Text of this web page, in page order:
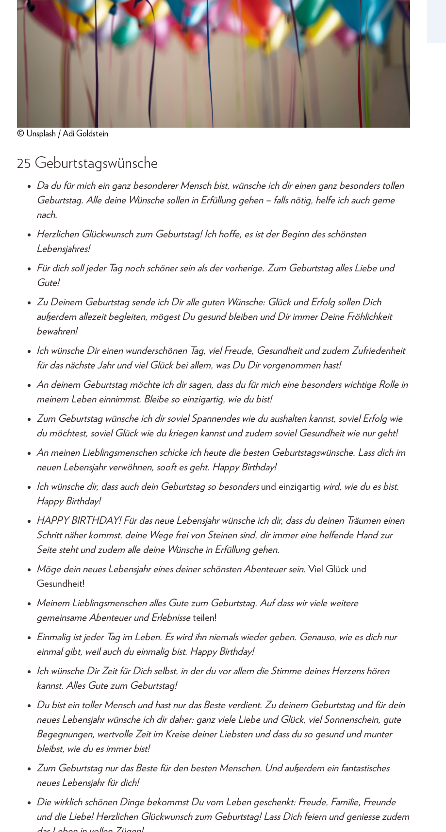
© Unsplash / Adi Goldstein
25 Geburtstagswünsche
Da du für mich ein ganz besonderer Mensch bist, wünsche ich dir einen ganz besonders tollen
Geburtstag. Alle deine Wünsche sollen in Erfüllung gehen – falls nötig, helfe ich auch gerne
nach.
Herzlichen Glückwunsch zum Geburtstag! Ich hoffe, es ist der Beginn des schönsten
Lebensjahres!
Für dich soll jeder Tag noch schöner sein als der vorherige. Zum Geburtstag alles Liebe und
Gute!
Zu Deinem Geburtstag sende ich Dir alle guten Wünsche: Glück und Erfolg sollen Dich
außerdem allezeit begleiten, mögest Du gesund bleiben und Dir immer Deine Fröhlichkeit
bewahren!
Ich wünsche Dir einen wunderschönen Tag, viel Freude, Gesundheit und zudem Zufriedenheit
für das nächste Jahr und viel Glück bei allem, was Du Dir vorgenommen hast!
An deinem Geburtstag möchte ich dir sagen, dass du für mich eine besonders wichtige Rolle in
meinem Leben einnimmst. Bleibe so einzigartig, wie du bist!
Zum Geburtstag wünsche ich dir soviel Spannendes wie du aushalten kannst, soviel Erfolg wie
du möchtest, soviel Glück wie du kriegen kannst und zudem soviel Gesundheit wie nur geht!
An meinen Lieblingsmenschen schicke ich heute die besten Geburtstagswünsche. Lass dich im
neuen Lebensjahr verwöhnen, sooft es geht. Happy Birthday!
Ich wünsche dir, dass auch dein Geburtstag so besondersund einzigartig wird, wie du es bist.
Happy Birthday!
HAPPY BIRTHDAY! Für das neue Lebensjahr wünsche ich dir, dass du deinen Träumen einen
Schritt näher kommst, deine Wege frei von Steinen sind, dir immer eine helfende Hand zur
Seite steht und zudem alle deine Wünsche in Erfüllung gehen.
Möge dein neues Lebensjahr eines deiner schönsten Abenteuer sein. Viel Glück und
Gesundheit!
Meinem Lieblingsmenschen alles Gute zum Geburtstag. Auf dass wir viele weitere
gemeinsame Abenteuer und Erlebnisseteilen!
Einmalig ist jeder Tag im Leben. Es wird ihn niemals wieder geben. Genauso, wie es dich nur
einmal gibt, weil auch du einmalig bist. Happy Birthday!
Ich wünsche Dir Zeit für Dich selbst, in der du vor allem die Stimme deines Herzens hören
kannst. Alles Gute zum Geburtstag!
Du bist ein toller Mensch und hast nur das Beste verdient. Zu deinem Geburtstag und für dein
neues Lebensjahr wünsche ich dir daher: ganz viele Liebe und Glück, viel Sonnenschein, gute
Begegnungen, wertvolle Zeit im Kreise deiner Liebsten und dass du so gesund und munter
bleibst, wie du es immer bist!
Zum Geburtstag nur das Beste für den besten Menschen. Und außerdem ein fantastisches
neues Lebensjahr für dich!
Die wirklich schönen Dinge bekommst Du vom Leben geschenkt: Freude, Familie, Freunde
und die Liebe! Herzlichen Glückwunsch zum Geburtstag! Lass Dich feiern und geniesse zudem